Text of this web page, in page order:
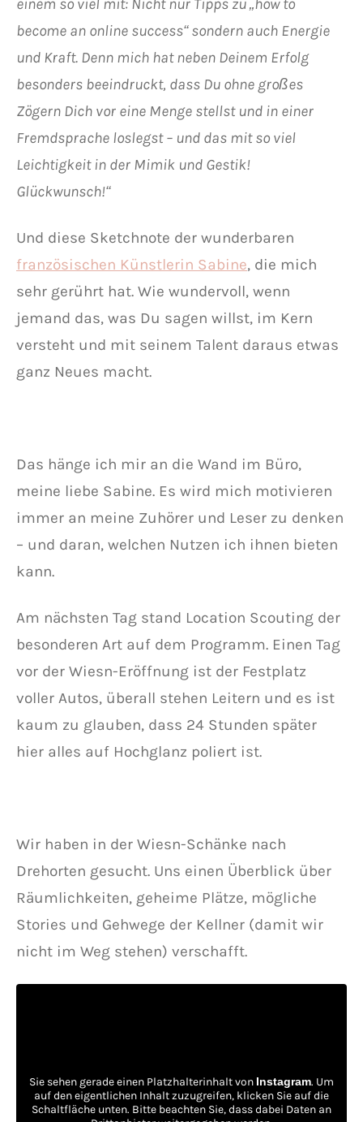
become an online success“ sondern auch Energie
und Kraft. Denn mich hat neben Deinem Erfolg
besonders beeindruckt, dass Du ohne großes
Zögern Dich vor eine Menge stellst und in einer
Fremdsprache loslegst – und das mit so viel
Leichtigkeit in der Mimik und Gestik!
Glückwunsch!“
Und diese Sketchnote der wunderbaren
französischen Künstlerin Sabine, die mich
sehr gerührt hat. Wie wundervoll, wenn
jemand das, was Du sagen willst, im Kern
versteht und mit seinem Talent daraus etwas
ganz Neues macht.
Das hänge ich mir an die Wand im Büro,
meine liebe Sabine. Es wird mich motivieren
immer an meine Zuhörer und Leser zu denken
– und daran, welchen Nutzen ich ihnen bieten
kann.
Am nächsten Tag stand Location Scouting der
besonderen Art auf dem Programm. Einen Tag
vor der Wiesn-Eröffnung ist der Festplatz
voller Autos, überall stehen Leitern und es ist
kaum zu glauben, dass 24 Stunden später
hier alles auf Hochglanz poliert ist.
Wir haben in der Wiesn-Schänke nach
Drehorten gesucht. Uns einen Überblick über
Räumlichkeiten, geheime Plätze, mögliche
Stories und Gehwege der Kellner (damit wir
nicht im Weg stehen) verschafft.
Sie sehen gerade einen Platzhalterinhalt von Instagram. Um
auf den eigentlichen Inhalt zuzugreifen, klicken Sie auf die
Schaltfläche unten. Bitte beachten Sie, dass dabei Daten an